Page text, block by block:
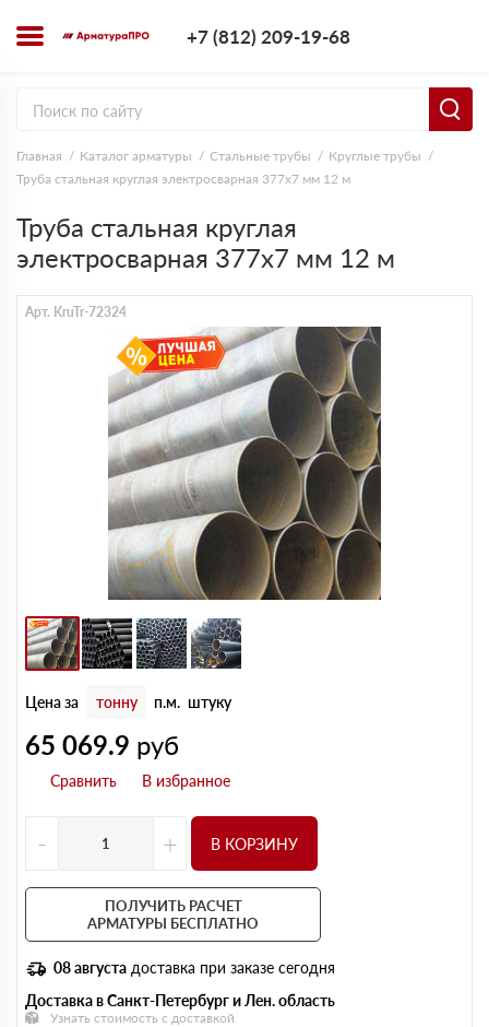
+7 (812) 209-19-68
Главная Каталог арматуры Стальные трубы
Круглые трубы
Труба стальная круглая электросварная 377х7 мм 12 м
Труба стальная круглая
электросварная 377х7 мм 12 м
Арт. KruTr-72324
Цена за тонну п.м. штуку
65 069.9 руб
- + В КОРЗИНУ
ПОЛУЧИТЬ РАСЧЕТ
АРМАТУРЫ БЕСПЛАТНО
08 августа доставка при заказе сегодня
Доставка в Санкт-Петербург и Лен. область
Узнать стоимость с доставкой